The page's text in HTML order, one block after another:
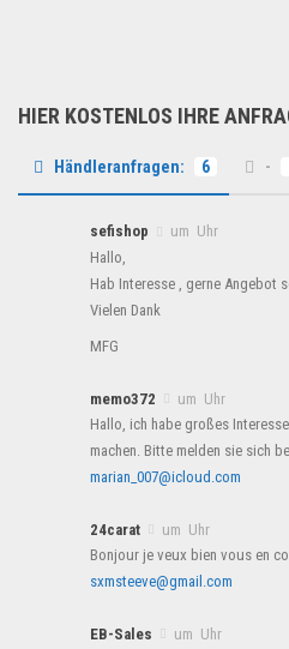
HIER KOSTENLOS IHRE
Händleranfragen: 6 -
sefishop
um Uhr
Hallo,
Hab Interesse , gerne Angebot
Vielen Dank
MFG
memo372
um Uhr
Hallo, ich habe großes
machen. Bitte melden sie sich
marian_007@icloud.com
24carat
um Uhr
Bonjour je veux bien vous en
sxmsteeve@gmail.com
EB-Sales
um Uhr